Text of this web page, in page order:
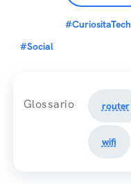
#CuriositaTech
#Social
Glossario router
wifi